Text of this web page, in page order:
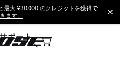
最大 ¥30,000 のクレジットを獲得で
きます。
ポート